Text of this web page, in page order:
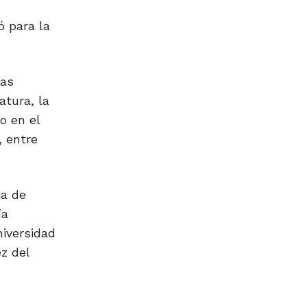
para la
la
en el
entre
de
del